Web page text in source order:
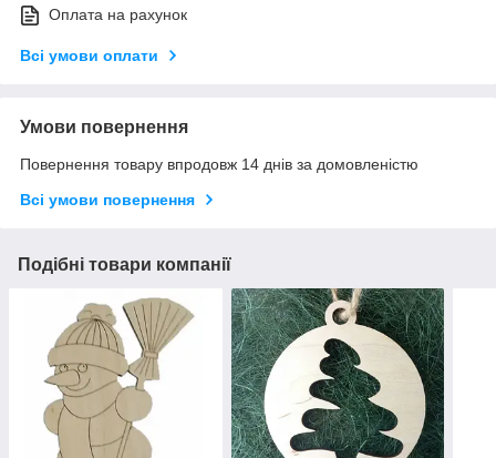
Оплата на рахунок
Всі умови оплати
Умови повернення
Повернення товару впродовж 14 днів за домовленістю
Всі умови повернення
Подібні товари компанії